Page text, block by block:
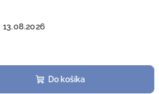
13.08.2026
Do košíka